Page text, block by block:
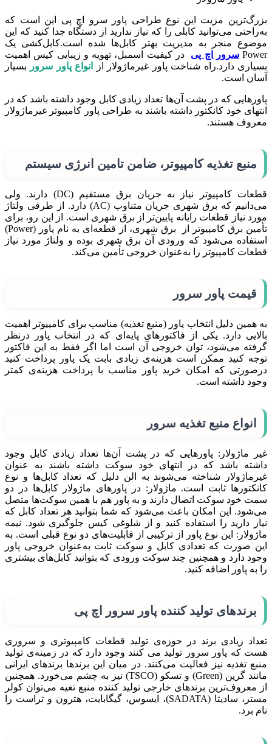
بزرگ‌ترین مزیت این نوع طراحی پاور سرو اچ پی این است که
به‌راحتی می‌توانید کابلی را که نیاز ندارید از دستگاه جدا کنید که این
موضوع منجر به مدیریت بهتر کابل‌ها شده است.کابل‌کشی یک
Power سرور اچ پی در کیفیت اسمبل، تهویه و زیبایی کیس اهمیت
بسیاری دارد.راه شناخت پاور غیرماژولار از
انواع پاور سرور بسیار
آسان است.
پاورهایی که در پشت آن‌ها تعداد زیادی کابل وجود داشته باشد که در
انتهای خود کانکتور داشته باشند به طراحی پاور کامپیوتر غیرماژولار
معروف هستند.
منبع تغذیه کامپیوتر، ضامن تامین انرژی سیستم
قطعات کامپیوتر نیاز به جریان برق مستقیم (DC) دارند. ولی
می‌دانیم که برق شهری جریان متناوب (AC) دارد. از طرفی ولتاژ
مورد نیاز قطعات رایانه پایین‌تر از برق شهری است. از این رو، برای
تأمین برق کامپیوتر از برق شهری، از قطعه‌ای به نام پاور (Power)
استفاده می‌شود که ورودی آن برق شهری بوده و ولتاژ مورد نیاز
قطعات کامپیوتر را به‌عنوان خروجی تأمین می‌کند.
قیمت پاور سرور
به همین دلیل انتخاب پاور (منبع تغذیه) مناسب برای کامپیوتر اهمیت
بالایی دارد. یکی از فاکتورهای پایه‌ای که در انتخاب پاور درنظر
گرفته می‌شود، توان خروجی آن است اما اگر فقط به این فاکتور
توجه کنید ممکن است هزینه‌ی زیادی بابت یک پاور پرداخت کنید
درصورتی که امکان خرید پاور مناسب با پرداخت هزینه‌ی کمتر
وجود داشته است.
انواع منبع تغذیه سرور
غیر ماژولار: پاورهایی که در پشت آن‌ها تعداد زیادی کابل وجود
داشته باشد که در انتهای خود سوکت داشته باشند به عنوان
غیرماژولار شناخته می‌شوند به الن دلیل که تعداد کابل‌ها و نوع
کانکتورها ثابت است. ماژولار: در پاورهای ماژولار کابل‌ها در دو
سمت خود سوکت اتصال دارند و به پاور هم با همین سوکت‌ها متصل
می‌شود. این امکان باعث می‌شود که شما بتوانید هر تعداد کابل که
نیاز دارید را استفاده کنید و از شلوغی کیس جلوگیری شود. نیمه
ماژولار: این نوع پاور از ترکیبی از قابلیت‌های دو نوع قبلی است. به
این صورت که تعدادی کابل و سوکت ثابت به‌عنوان خروجی پاور
وجود دارد و همچنین چند سوکت ورودی که بتوانید کابل‌های بیشتری
را به پاور اضافه کنید.
برندهای تولید کننده پاور سرور اچ پی
تعداد زیادی برند در حوزه‌ی تولید قطعات کامپیوتری و سروری
هست که پاور سرور تولید می کنند وجود دارد که در زمینه‌ی تولید
منبع تغذیه نیز فعالیت می‌کنند. در میان این برندها برندهای ایرانی
مانند گرین (Green) و تسکو (TSCO) نیز به چشم می‌خورد. همچنین
از معروف‌ترین برندهای خارجی تولید کننده منبع تغیه می‌توان کولر
مستر، سادیتا (SADATA)، ایسوس، گیگابایت، هترون و تراست را
نام برد.